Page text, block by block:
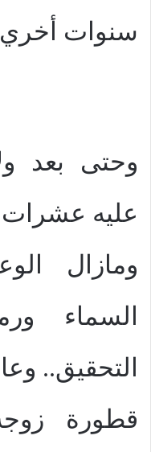
سنوات
وحتى بعد
عليه عشرات
ومازال
السماء
التحقيق..
قطورة